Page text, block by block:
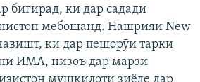
бигирад, ки дар садади
мебошанд. Нашрияи New
ки дар пешорӯи тарки
ИМА, низоъ дар марзи